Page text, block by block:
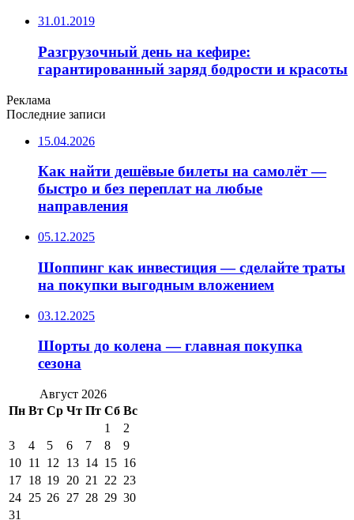
31.01.2019
Разгрузочный день на кефире:
гарантированный заряд бодрости и красоты
Реклама
Последние записи
15.04.2026
Как найти дешёвые билеты на самолёт —
быстро и без переплат на любые
направления
05.12.2025
Шоппинг как инвестиция — сделайте траты
на покупки выгодным вложением
03.12.2025
Шорты до колена — главная покупка
сезона
Август 2026
Пн Вт Ср Чт Пт Сб Вс
1
2
3
4 5 6 7 8
9
10 11 12 13 14 15 16
17 18 19 20 21 22 23
24 25 26 27 28 29 30
31